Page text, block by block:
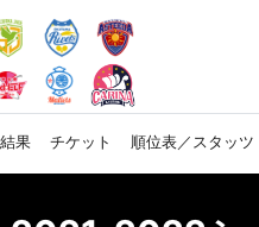
果 チケット 順位表／スタッツ